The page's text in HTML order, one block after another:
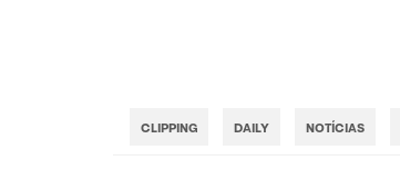
CLIPPING DAILY NOTÍCIAS